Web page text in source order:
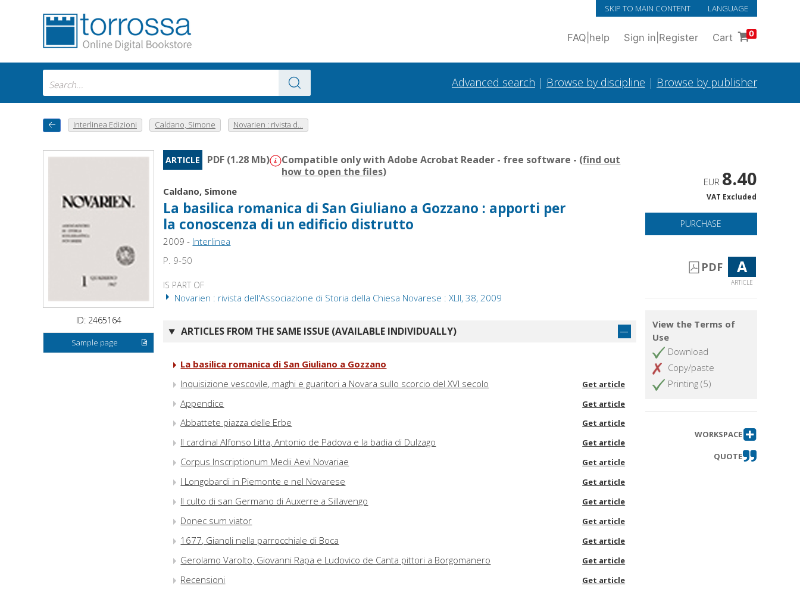
SKIP TO MAIN CONTENT LANGUAGE
FAQ help Sign in Register Cart 0
Advanced search | Browse by discipline | Browse by publisher
Interlinea Edizioni Caldano, Simone Novarien : rivista d...
ID: 2465164
Sample page
ARTICLE PDF (1.28 Mb) Compatible only with Adobe Acrobat Reader - free software - (find out
how to open the files)
Caldano, Simone
La basilica romanica di San Giuliano a Gozzano : apporti per
la conoscenza di un edificio distrutto
2009 - Interlinea
P. 9-50
IS PART OF
Novarien : rivista dell'Associazione di Storia della Chiesa Novarese : XLII, 38, 2009
ARTICLES FROM THE SAME ISSUE (AVAILABLE INDIVIDUALLY)
La basilica romanica di San Giuliano a Gozzano
Inquisizione vescovile, maghi e guaritori a Novara sullo scorcio del XVI secolo
Get article
Appendice Get article
Abbattete piazza delle Erbe Get article
Il cardinal Alfonso Litta, Antonio de Padova e la badia di Dulzago Get article
Corpus Inscriptionum Medii Aevi Novariae Get article
I Longobardi in Piemonte e nel Novarese Get article
Il culto di san Germano di Auxerre a Sillavengo Get article
Donec sum viator Get article
1677, Gianoli nella parrocchiale di Boca Get article
Gerolamo Varolto, Giovanni Rapa e Ludovico de Canta pittori a Borgomanero Get article
Recensioni Get article
EUR 8.40
VAT Excluded
PURCHASE
PDF A
ARTICLE
View the Terms of
Use
Download
Copy/paste
Printing (5)
WORKSPACE
QUOTE